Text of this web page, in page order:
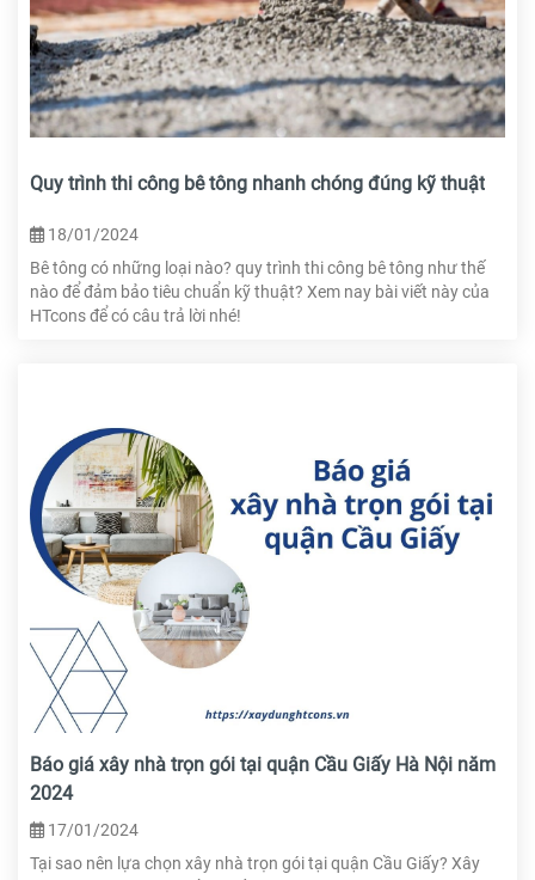
Quy trình thi công bê tông nhanh chóng đúng kỹ thuật
18/01/2024
Bê tông có những loại nào? quy trình thi công bê tông như thế
nào để đảm bảo tiêu chuẩn kỹ thuật? Xem nay bài viết này của
HTcons để có câu trả lời nhé!
Báo giá xây nhà trọn gói tại quận Cầu Giấy Hà Nội năm
2024
17/01/2024
Tại sao nên lựa chọn xây nhà trọn gói tại quận Cầu Giấy? Xây